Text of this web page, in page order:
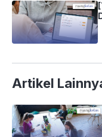
Artikel